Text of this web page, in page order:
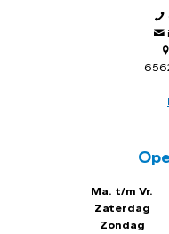
Ma. t/m Vr.
Zaterdag
Zondag